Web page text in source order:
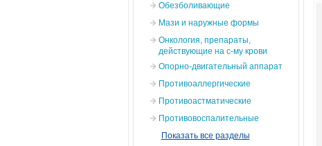
Обезболивающие
Мази и наружные формы
Онкология, препараты,
действующие на с-му крови
Опорно-двигательный аппарат
Противоаллергические
Противоастматические
Противовоспалительные
Показать все разделы